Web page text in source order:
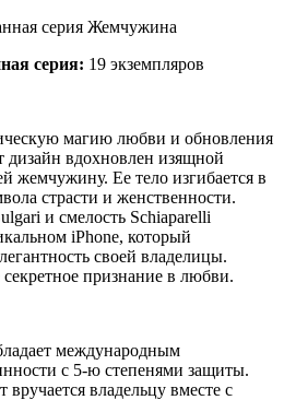
серия: 19 экземпляров
магию любви и обновления
вдохновлен изящной
жемчужину. Ее тело изгибается в
страсти и женственности.
и смелость Schiaparelli
iPhone, который
своей владелицы.
признание в любви.
международным
с 5-ю степенями защиты.
владельцу вместе с